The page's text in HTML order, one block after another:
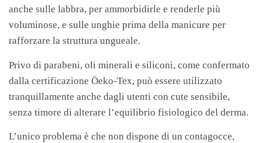
anche sulle labbra, per ammorbidirle e renderle più
voluminose, e sulle unghie prima della manicure per
rafforzare la struttura ungueale.
Privo di parabeni, oli minerali e siliconi, come confermato
dalla certificazione Öeko-Tex, può essere utilizzato
tranquillamente anche dagli utenti con cute sensibile,
senza timore di alterare l’equilibrio fisiologico del derma.
L’unico problema è che non dispone di un contagocce,